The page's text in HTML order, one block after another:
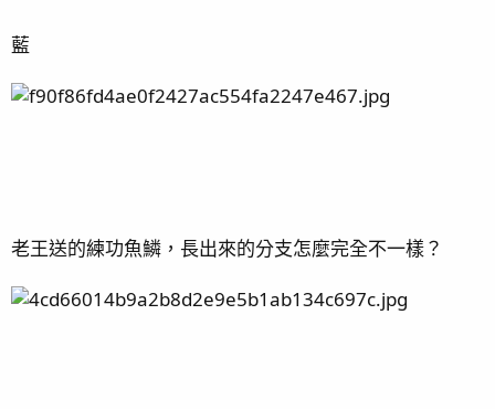
藍
老王送的練功魚鱗，長出來的分支怎麼完全不一樣？